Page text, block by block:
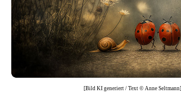
[Bild KI generiert / Text © Anne Seltmann]